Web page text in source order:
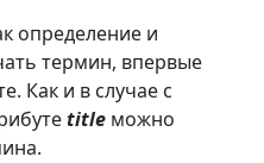
определение и
термин, впервые
Как и в случае с
title можно